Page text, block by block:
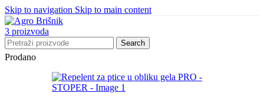
Skip to navigation Skip to main content
3 proizvoda
Search
Prodano